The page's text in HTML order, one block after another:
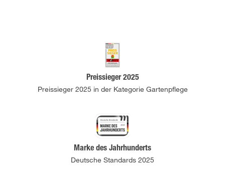
Preissieger 2025
Preissieger 2025 in der Kategorie Gartenpflege
Marke des Jahrhunderts
Deutsche Standards 2025